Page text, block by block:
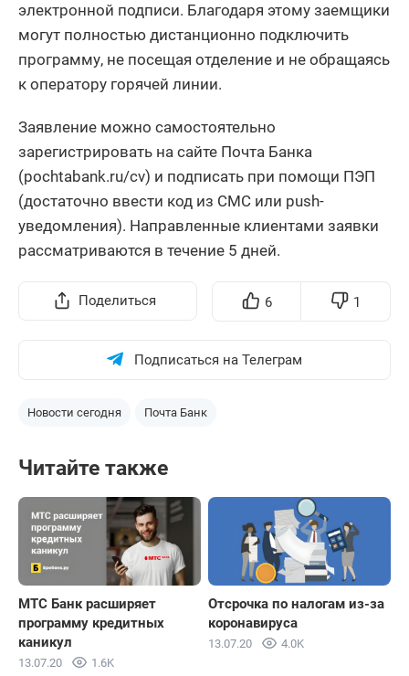
электронной подписи. Благодаря этому заемщики
могут полностью дистанционно подключить
программу, не посещая отделение и не обращаясь
к оператору горячей линии.
Заявление можно самостоятельно
зарегистрировать на сайте Почта Банка
(pochtabank.ru/cv) и подписать при помощи ПЭП
(достаточно ввести код из СМС или push-
уведомления). Направленные клиентами заявки
рассматриваются в течение 5 дней.
Поделиться 6 1
Подписаться на Телеграм
Новости сегодня Почта Банк
Читайте также
МТС Банк расширяет
программу кредитных
каникул
13.07.20 1.6K
Отсрочка по налогам из-за
коронавируса
13.07.20 4.0K